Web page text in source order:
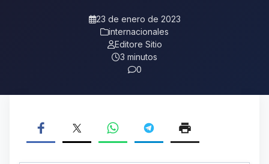
23 de enero de 2023
internacionales
Editore Sitio
3 minutos
0